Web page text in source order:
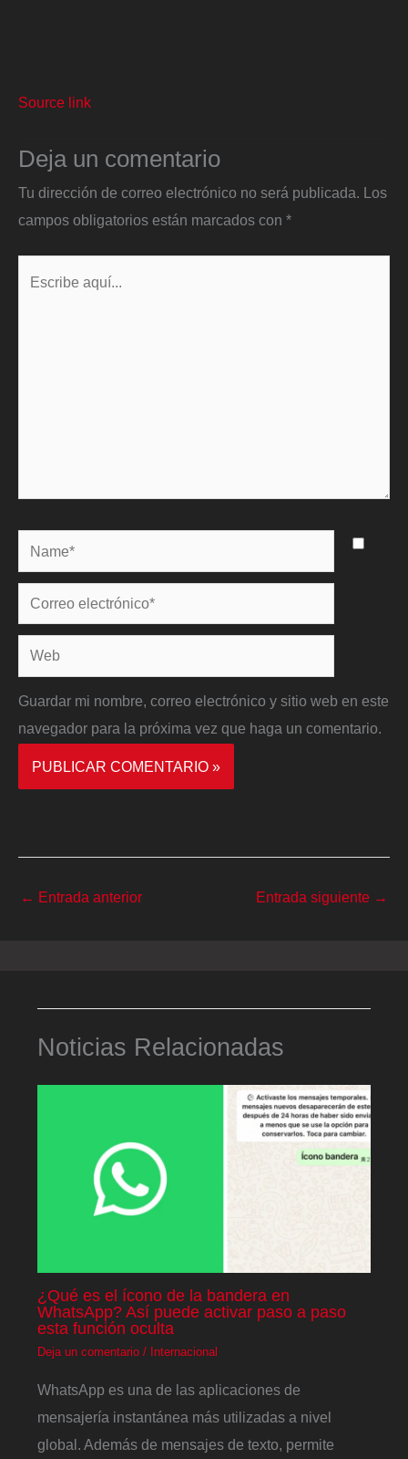
Source link
Deja un comentario
Tu dirección de correo electrónico no será publicada. Los
campos obligatorios están marcados con *
Name*
Correo
electrónico*
Web
Guardar mi nombre, correo electrónico y sitio web en este
navegador para la próxima vez que haga un comentario.
← Entrada anterior Entrada siguiente →
Noticias Relacionadas
¿Qué es el ícono de la bandera en
WhatsApp? Así puede activar paso a paso
esta función oculta
Deja un comentario / Internacional
WhatsApp es una de las aplicaciones de
mensajería instantánea más utilizadas a nivel
global. Además de mensajes de texto, permite